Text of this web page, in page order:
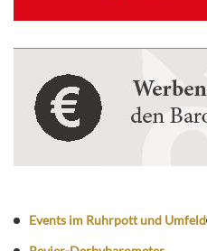
Events im Ruhrpott und Umfeld